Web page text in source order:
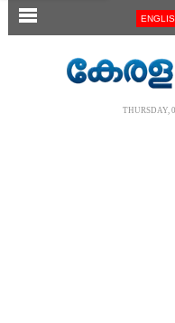
SECTIONS
THURSDAY,